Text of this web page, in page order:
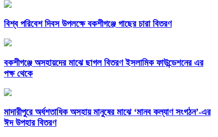
বিশ্ব পরিবেশ দিবস উপলক্ষে বকশীগঞ্জে গাছের চারা বিতরণ
বকশীগঞ্জে অসহায়দের মাঝে ছাগল বিতরণ ইসলামিক ফাউন্ডেশনের এর
পক্ষ থেকে
মাদারীপুরে অর্ধশতাধিক অসহায় মানুষের মাঝে ‘মানব কল্যাণ সংগঠন’-এর
ঈদ উপহার বিতরণ